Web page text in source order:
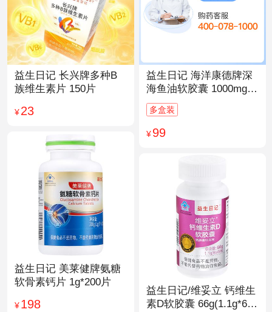
益生日记 海洋康德牌深
海鱼油软胶囊 1000mg/
粒*200粒
多盒装
¥99
益生日记 长兴牌多种B
族维生素片 150片
¥23
益生日记 美莱健牌氨糖
软骨素钙片 1g*200片
¥198
益生日记/维妥立 钙维生
素D软胶囊 66g(1.1g*60